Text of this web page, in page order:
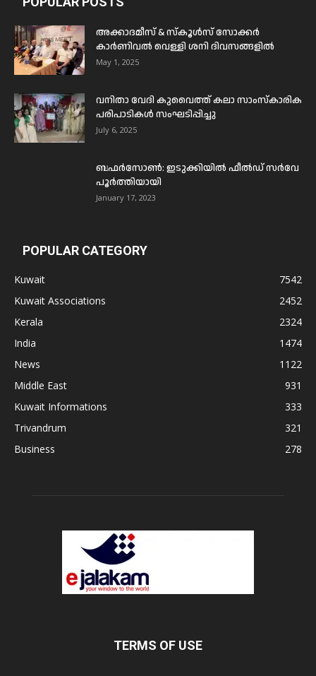
അക്കാദമീസ് & സ്കൂൾസ് സോക്കർ
കാർണിവൽ വെള്ളി ശനി ദിവസങ്ങളിൽ
May 1, 2025
വനിതാ വേദി കുവൈത്ത് കലാ സാംസ്കാരിക
പരിപാടികൾ സംഘടിപ്പിച്ചു
July 6, 2025
ബഫര്‍സോണ്‍: ഇടുക്കിയില്‍ ഫീല്‍ഡ് സര്‍വേ
പൂര്‍ത്തിയായി
January 17, 2023
POPULAR CATEGORY
Kuwait
7542
Kuwait Associations
2452
Kerala
2324
India
1474
News
1122
Middle East
931
Kuwait Informations
333
Trivandrum
321
Business
278
TERMS OF USE